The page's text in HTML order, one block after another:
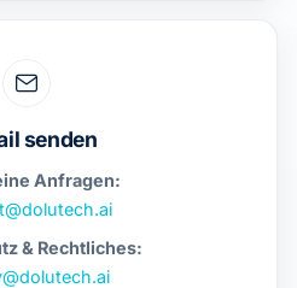
senden
Anfragen:
& Rechtliches: